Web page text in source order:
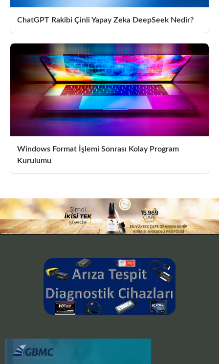
ChatGPT Rakibi Çinli Yapay Zeka DeepSeek Nedir?
Windows Format İşlemi Sonrası Kolay Program
Kurulumu